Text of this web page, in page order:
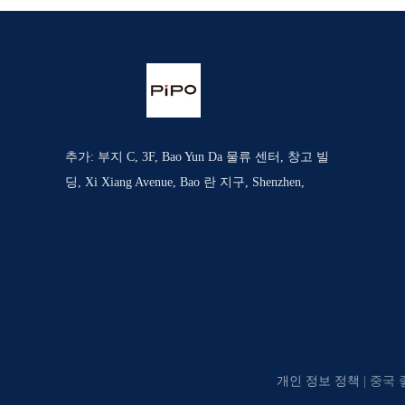
추가: 부지 C, 3F, Bao Yun Da 물류 센터, 창고 빌
딩, Xi Xiang Avenue, Bao 란 지구, Shenzhen,
개인 정보 정책 | 중국